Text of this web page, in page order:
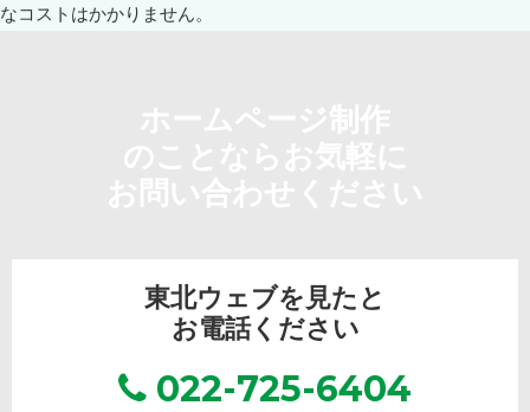
東北ウェブを見たと
お電話ください
022-725-6404